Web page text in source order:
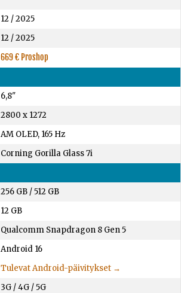
12 / 2025
12 / 2025
669 € Proshop
6,8"
2800 x 1272
AM OLED, 165 Hz
Corning Gorilla Glass 7i
256 GB/512 GB
12 GB
Qualcomm Snapdragon 8 Gen 5
Android 16
Tulevat Android-päivitykset →
3G / 4G / 5G